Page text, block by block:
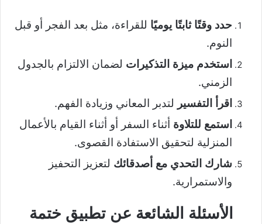
حدد وقتًا ثابتًا يوميًا للقراءة، مثل بعد الفجر أو قبل
النوم.
استخدم ميزة التذكيرات لضمان الالتزام بالجدول
الزمني.
اقرأ التفسير لتدبر المعاني وزيادة الفهم.
استمع للتلاوة أثناء السفر أو أثناء القيام بالأعمال
المنزلية لتحقيق الاستفادة القصوى.
شارك التحدي مع أصدقائك لتعزيز التحفيز
والاستمرارية.
الأسئلة الشائعة عن تطبيق ختمة